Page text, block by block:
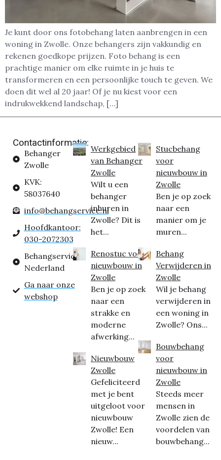
Je kunt door ons fotobehang laten aanbrengen in een
woning in Zwolle. Onze behangers zijn vakkundig en
rekenen goedkope prijzen. Foto behang is een
prachtige manier om elke ruimte in je huis te
transformeren en een persoonlijke touch te geven. We
doen dit wel al 20 jaar! Of je nu kiest voor een
indrukwekkend landschap, […]
Contactinformatie:
Behanger
Zwolle
KVK:
58037640
info@behangservice.nl
Hoofdkantoor:
030-2072303
Behangservice
Nederland
Ga naar onze
webshop
Werkgebied
van Behanger
Zwolle
Wilt u een
behanger
inhuren in
Zwolle? Dit is
het...
Renostuc voor
nieuwbouw in
Zwolle
Ben je op zoek
naar een
strakke en
moderne
afwerking...
Nieuwbouw
Zwolle
Gefeliciteerd
met je bent
uitgeloot voor
nieuwbouw
Zwolle! Een
nieuw...
Stucbehang
voor
nieuwbouw in
Zwolle
Ben je op zoek
naar een
manier om je
muren...
Behang
Verwijderen in
Zwolle
Wil je behang
verwijderen in
een woning in
Zwolle? Ons...
Bouwbehang
voor
nieuwbouw in
Zwolle
Steeds meer
mensen in
Zwolle zien de
voordelen van
bouwbehang...